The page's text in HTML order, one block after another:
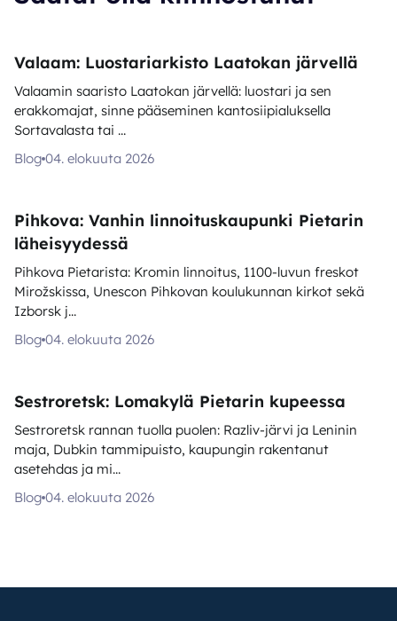
Valaam: Luostariarkisto Laatokan järvellä
Valaamin saaristo Laatokan järvellä: luostari ja sen
erakkomajat, sinne pääseminen kantosiipialuksella
Sortavalasta tai ...
Blog 04. elokuuta 2026
Pihkova: Vanhin linnoituskaupunki Pietarin
läheisyydessä
Pihkova Pietarista: Kromin linnoitus, 1100-luvun freskot
Mirožskissa, Unescon Pihkovan koulukunnan kirkot sekä
Izborsk j...
Blog 04. elokuuta 2026
Sestroretsk: Lomakylä Pietarin kupeessa
Sestroretsk rannan tuolla puolen: Razliv-järvi ja Leninin
maja, Dubkin tammipuisto, kaupungin rakentanut
asetehdas ja mi...
Blog 04. elokuuta 2026